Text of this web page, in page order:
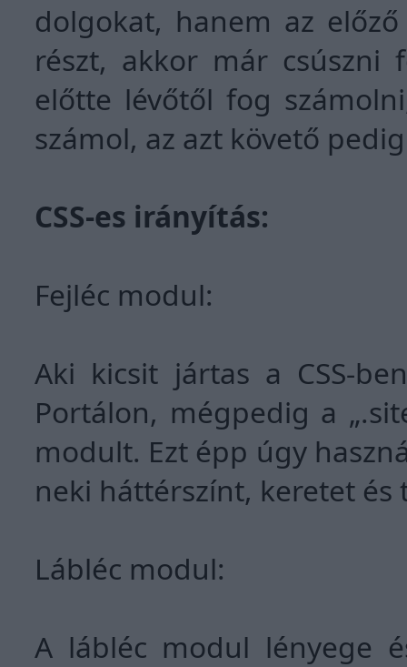
dolgokat, hanem az
részt, akkor már
előtte lévőtől fog
számol, az azt követő
CSS-es irányítás:
Fejléc modul:
Aki kicsit jártas a CSS-
Portálon, mégpedig a
modult. Ezt épp úgy
neki háttérszínt, keretet
Lábléc modul:
A lábléc modul lényege